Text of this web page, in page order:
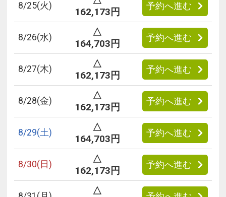
8/25(火)
162,173円
予約へ進む
8/26(水)
△
164,703円
予約へ進む
8/27(木)
△
162,173円
予約へ進む
8/28(金)
△
162,173円
予約へ進む
8/29(土)
△
164,703円
予約へ進む
8/30(日)
△
162,173円
予約へ進む
△